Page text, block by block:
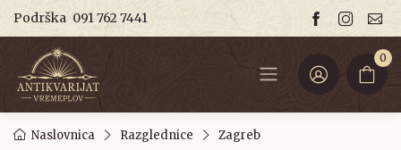
Podrška 091 762 7441
0
Naslovnica Razglednice Zagreb